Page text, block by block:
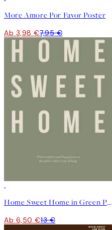
More Amore Por Favor Poster
Ab 3,98 €7,95 €
Home Sweet Home in Green Poster
Ab 6,50 €13 €